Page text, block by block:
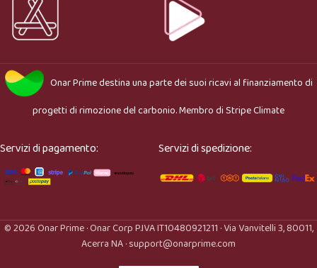
Onar Primedestina una parte dei suoi ricavi al finanziamento di
progetti di rimozione del carbonio. Membro diStripe Climate
Servizi di pagamento: Servizi di spedizione:
© 2026 Onar Prime · Onar Corp P.IVA IT10480921211 · Via Vanvitelli 3, 80011,
Acerra NA · support@onarprime.com